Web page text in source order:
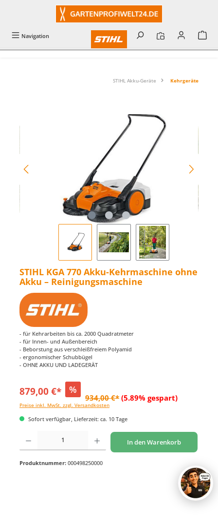
Navigation
STIHL Akku-Geräte Kehrgeräte
STIHL KGA 770 Akku-Kehrmaschine ohne
Akku – Reinigungsmaschine
- für Kehrarbeiten bis ca. 2000 Quadratmeter
- für Innen- und Außenbereich
- Beborstung aus verschleißfreiem Polyamid
- ergonomischer Schubbügel
- OHNE AKKU UND LADEGERÄT
879,00 €* %
934,00 €* (5.89% gespart)
Preise inkl. MwSt. zzgl. Versandkosten
Sofort verfügbar, Lieferzeit: ca. 10 Tage
Produkt Anzahl: Gib den gewünschten Wert ein oder benutze die Schaltflächen um
In den Warenkorb
Produktnummer: 000498250000